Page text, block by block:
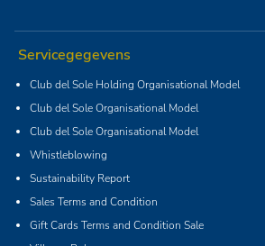
Servicegegevens
Club del Sole Holding Organisational Model
Club del Sole Organisational Model
Club del Sole Organisational Model
Whistleblowing
Sustainability Report
Sales Terms and Condition
Gift Cards Terms and Condition Sale